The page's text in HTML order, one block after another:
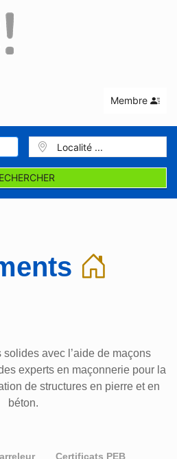
Membre
avec l’aide de maçons
experts en maçonnerie pour la
de structures en pierre et en
béton.
Certificats PEB